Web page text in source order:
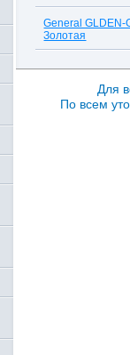
General
Золотая
Для
По всем